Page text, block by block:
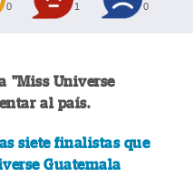
0 1 0
"Miss Universe
al país.
siete finalistas que
Guatemala